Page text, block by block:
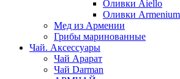
Оливки Aiello
Оливки Armenium
Мед из Армении
Грибы маринованные
Чай. Аксессуары
Чай Арарат
Чай Darman